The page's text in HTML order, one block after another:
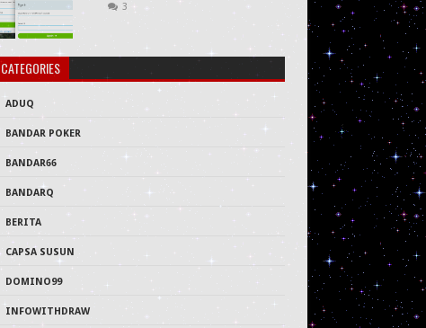
3
CATEGORIES
ADUQ
BANDAR POKER
BANDAR66
BANDARQ
BERITA
CAPSA SUSUN
DOMINO99
INFOWITHDRAW